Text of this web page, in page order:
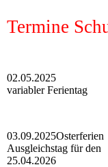
Termine
02.05.2025
variabler Ferientag
03.09.2025Osterferien
Ausgleichstag für den
25.04.2026